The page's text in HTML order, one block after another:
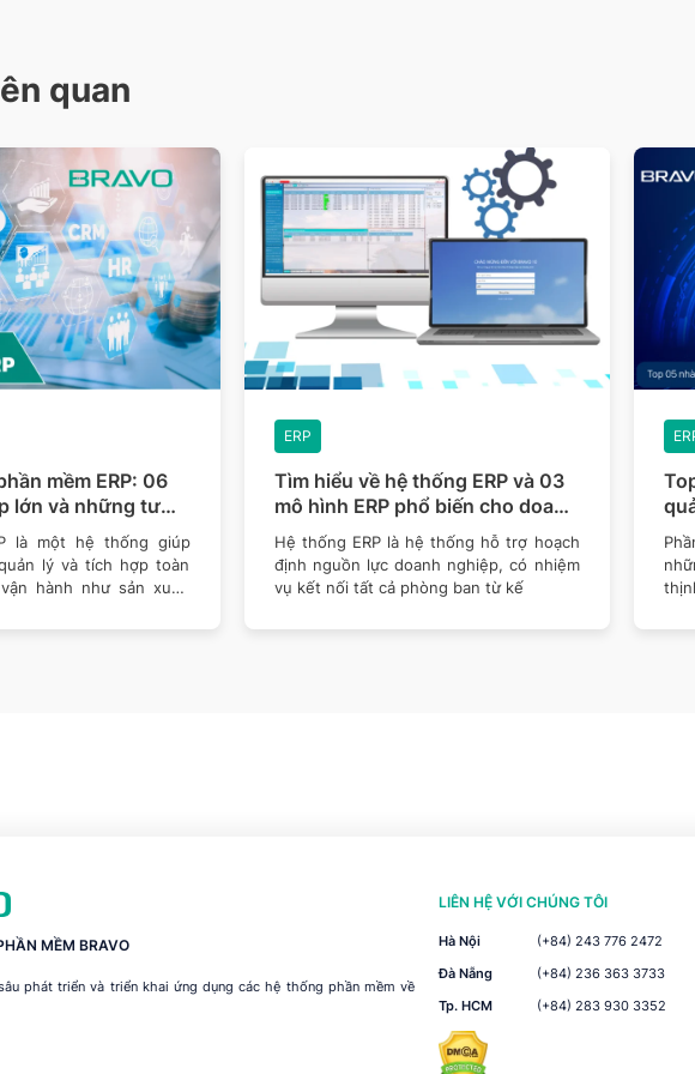
quan
thống ERP và 03
biến cho doanh
hệ thống hỗ trợ hoạch
nghiệp, có nhiệm
phòng ban từ kế
Top 05 nhà cung cấp phần mềm
quản trị doanh nghiệp lớn tại Việt
Nam
ERP
Phần mềm quản trị doanh nghiệp trong
những năm gần đây trở nên phổ biến và
thịnh hành tại các doanh nghiệp Việt
MỀM BRAVO
phát triển và triển khai ứng dụng các hệ thống phần mềm về
LIÊN HỆ VỚI CHÚNG TÔI
Hà Nội
(+84) 243 776 2472
Đà Nẵng
(+84) 236 363 3733
Tp. HCM
(+84) 283 930 3352